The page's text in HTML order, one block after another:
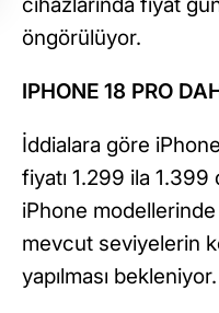
öngörülüyor.
IPHONE 18 PRO
İddialara göre
fiyatı 1.299 ila 1.399
iPhone
mevcut seviyelerin
yapılması bekleniyor.